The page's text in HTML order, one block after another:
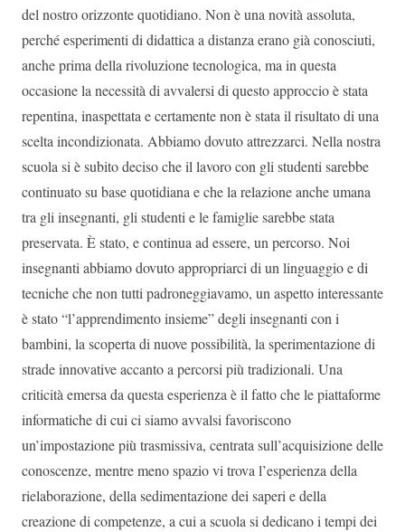
del nostro orizzonte quotidiano. Non è una novità assoluta,
perché esperimenti di didattica a distanza erano già conosciuti,
anche prima della rivoluzione tecnologica, ma in questa
occasione la necessità di avvalersi di questo approccio è stata
repentina, inaspettata e certamente non è stata il risultato di una
scelta incondizionata. Abbiamo dovuto attrezzarci. Nella nostra
scuola si è subito deciso che il lavoro con gli studenti sarebbe
continuato su base quotidiana e che la relazione anche umana
tra gli insegnanti, gli studenti e le famiglie sarebbe stata
preservata. È stato, e continua ad essere, un percorso. Noi
insegnanti abbiamo dovuto appropriarci di un linguaggio e di
tecniche che non tutti padroneggiavamo, un aspetto interessante
è stato “l’apprendimento insieme” degli insegnanti con i
bambini, la scoperta di nuove possibilità, la sperimentazione di
strade innovative accanto a percorsi più tradizionali. Una
criticità emersa da questa esperienza è il fatto che le piattaforme
informatiche di cui ci siamo avvalsi favoriscono
un’impostazione più trasmissiva, centrata sull’acquisizione delle
conoscenze, mentre meno spazio vi trova l’esperienza della
rielaborazione, della sedimentazione dei saperi e della
creazione di competenze, a cui a scuola si dedicano i tempi dei